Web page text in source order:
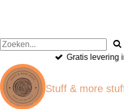
Gratis levering
Stuff & more